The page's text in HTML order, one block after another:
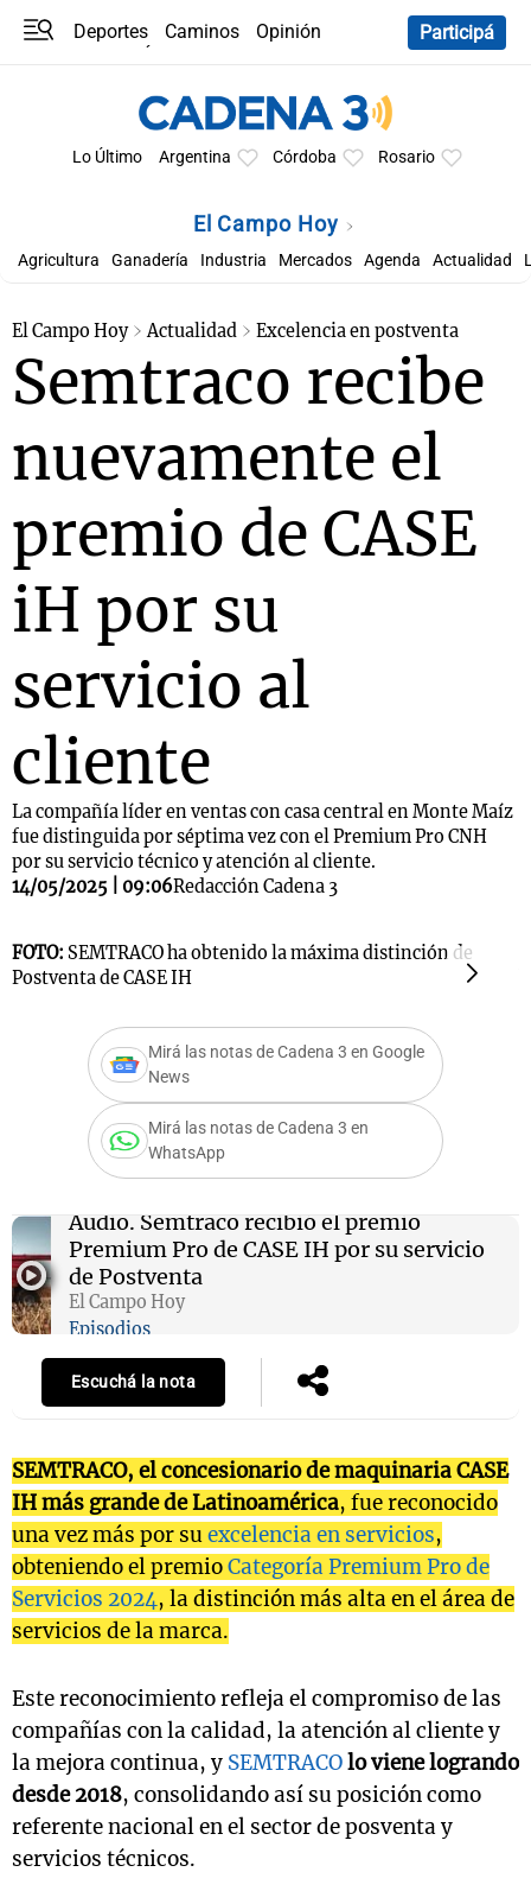
Deportes Caminos
Opinión
Participá
Lo Último Argentina Córdoba Rosario
El Campo Hoy
Agricultura Ganadería Industria Mercados Agenda Actualidad
El Campo Hoy Actualidad Excelencia en postventa
Semtraco recibe
nuevamente el
premio de CASE
iH por su
servicio al
cliente
La compañía líder en ventas con casa central en Monte Maíz
fue distinguida por séptima vez con el Premium Pro CNH
por su servicio técnico y atención al cliente.
14/05/2025 | 09:06Redacción Cadena 3
FOTO: SEMTRACO ha obtenido la máxima distinción de
Postventa de CASE IH
Mirá las notas de Cadena 3 en Google
News
Mirá las notas de Cadena 3 en
WhatsApp
Audio. Semtraco recibió el premio
Premium Pro de CASE IH por su servicio
de Postventa
El Campo Hoy
Episodios
Escuchá la nota
SEMTRACO, el concesionario de maquinaria CASE
IH más grande de Latinoamérica, fue reconocido
una vez más por suexcelencia en servicios,
obteniendo el premioCategoría Premium Pro de
Servicios 2024, la distinción más alta en el área de
servicios de la marca.
Este reconocimiento refleja el compromiso de las
compañías con la calidad, la atención al cliente y
la mejora continua, y SEMTRACOlo viene logrando
desde 2018, consolidando así su posición como
referente nacional en el sector de posventa y
servicios técnicos.
Mundial 2026
La Sole en
Cadena 3